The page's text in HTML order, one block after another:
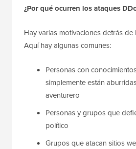
¿Por qué ocurren los ataques
Hay varias motivaciones detrás
Aquí hay algunas comunes:
Personas con
simplemente están
aventurero
Personas y grupos que
político
Grupos que atacan sitios